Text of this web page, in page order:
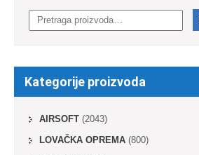
za:
Kategorije proizvoda
AIRSOFT (2043)
LOVAČKA OPREMA (800)